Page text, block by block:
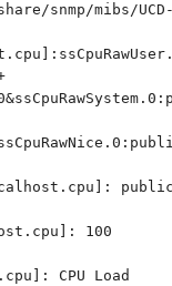
snmp/mibs/
100
CPU Load